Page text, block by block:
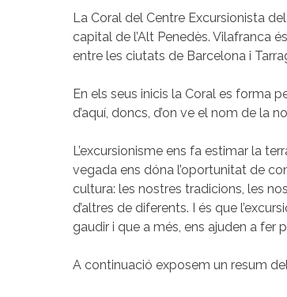
La Coral del Centre Excursionista
capital de l’Alt Penedès. Vilafranca
entre les ciutats de Barcelona i
En els seus inicis la Coral es forma
d’aquí, doncs, d’on ve el nom de la
L’excursionisme ens fa estimar la
vegada ens dóna l’oportunitat de
cultura: les nostres tradicions, les
d’altres de diferents. I és que
gaudir i que a més, ens ajuden a fer
A continuació exposem un resum